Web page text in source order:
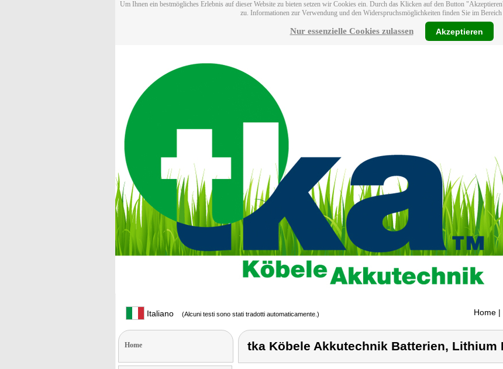
Um Ihnen ein bestmögliches Erlebnis auf dieser Website zu bieten setzen wir Cookies ein. Durch das Klicken auf den Button
zu. Informationen zur Verwendung und den Widerspruchsmöglichkeiten finden Sie im Bereich
Nur essenzielle Cookies zulassen Akzeptieren
Italiano (Alcuni testi sono stati tradotti automaticamente.) Home |
Home tka Köbele Akkutechnik Batterien, Lithium